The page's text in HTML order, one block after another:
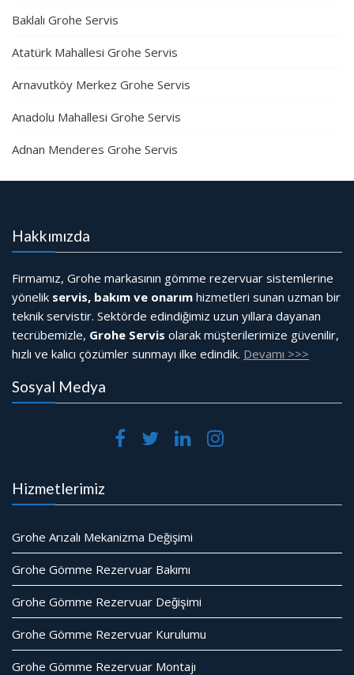
Baklalı Grohe Servis
Atatürk Mahallesi Grohe Servis
Arnavutköy Merkez Grohe Servis
Anadolu Mahallesi Grohe Servis
Adnan Menderes Grohe Servis
Hakkımızda
Firmamız, Grohe markasının gömme rezervuar sistemlerine
yönelik servis, bakım ve onarım hizmetleri sunan uzman bir
teknik servistir. Sektörde edindiğimiz uzun yıllara dayanan
tecrübemizle, Grohe Servis olarak müşterilerimize güvenilir,
hızlı ve kalıcı çözümler sunmayı ilke edindik. Devamı >>>
Sosyal Medya
Hizmetlerimiz
Grohe Arızalı Mekanizma Değişimi
Grohe Gömme Rezervuar Bakımı
Grohe Gömme Rezervuar Değişimi
Grohe Gömme Rezervuar Kurulumu
Grohe Gömme Rezervuar Montajı